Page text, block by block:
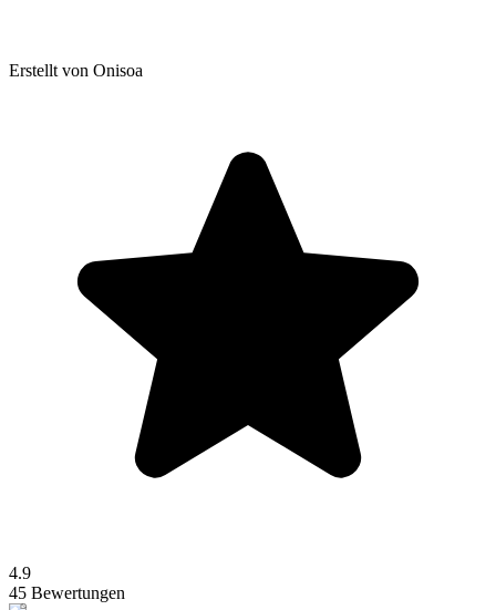
Erstellt von Onisoa
4.9
45 Bewertungen